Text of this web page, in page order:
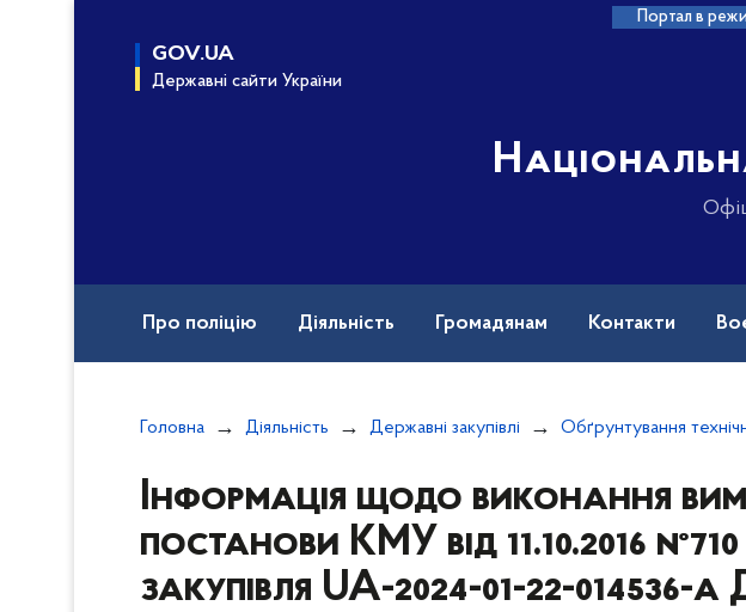
Портал в
GOV.UA
Державні сайти України
Про поліцію Діяльність Громадянам Контакти
Головна Діяльність Державні закупівлі
Інформація щодо виконання
постанови КМУ від 11.10.2016 №710
закупівля UA-2024-01-22-014536-